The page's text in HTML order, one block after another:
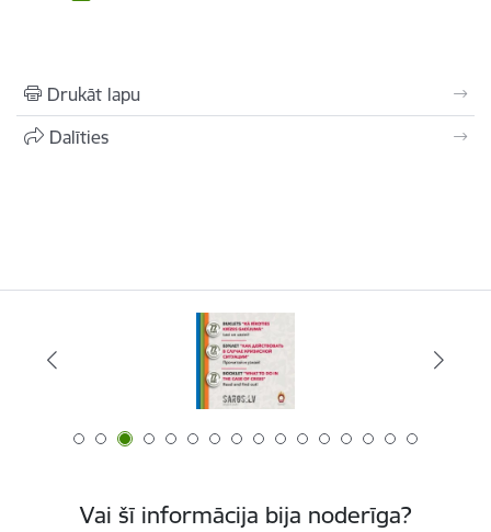
Drukāt lapu
Dalīties
Vai šī informācija bija noderīga?